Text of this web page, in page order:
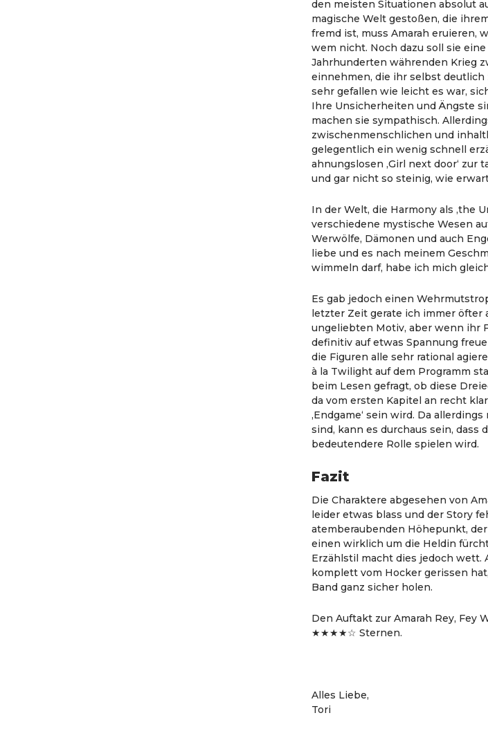
den meisten Situationen absolut
magische Welt gestoßen, die
fremd ist, muss Amarah eruieren,
wem nicht. Noch dazu soll sie
Jahrhunderten währenden Krieg
einnehmen, die ihr selbst
sehr gefallen wie leicht es war,
Ihre Unsicherheiten und Ängste
machen sie sympathisch.
zwischenmenschlichen und
gelegentlich ein wenig schnell
ahnungslosen ‚Girl next door‘ zur
und gar nicht so steinig, wie
In der Welt, die Harmony als ‚the
verschiedene mystische Wesen
Werwölfe, Dämonen und auch
liebe und es nach meinem
wimmeln darf, habe ich mich
Es gab jedoch einen
letzter Zeit gerate ich immer öfter
ungeliebten Motiv, aber wenn ihr
definitiv auf etwas Spannung
die Figuren alle sehr rational
à la Twilight auf dem Programm
beim Lesen gefragt, ob diese
da vom ersten Kapitel an recht
‚Endgame‘ sein wird. Da
sind, kann es durchaus sein, dass
bedeutendere Rolle spielen wird.
Fazit
Die Charaktere abgesehen von
leider etwas blass und der Story
atemberaubenden Höhepunkt,
einen wirklich um die Heldin
Erzählstil macht dies jedoch wett.
komplett vom Hocker gerissen
Band ganz sicher holen.
Den Auftakt zur Amarah Rey, Fey
★★★★☆ Sternen.
Alles Liebe,
Tori